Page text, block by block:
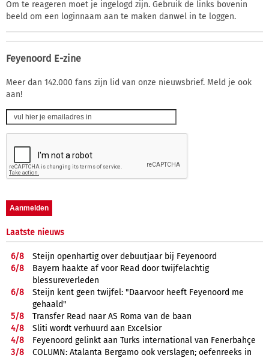
Om te reageren moet je ingelogd zijn. Gebruik de links bovenin
beeld om een loginnaam aan te maken danwel in te loggen.
Feyenoord E-zine
Meer dan 142.000 fans zijn lid van onze nieuwsbrief. Meld je ook
aan!
Laatste nieuws
6/8
Steijn openhartig over debuutjaar bij Feyenoord
6/8
Bayern haakte af voor Read door twijfelachtig
blessureverleden
6/8
Steijn kent geen twijfel: "Daarvoor heeft Feyenoord me
gehaald"
5/8
Transfer Read naar AS Roma van de baan
4/8
Sliti wordt verhuurd aan Excelsior
4/8
Feyenoord gelinkt aan Turks international van Fenerbahçe
3/8
COLUMN: Atalanta Bergamo ook verslagen; oefenreeks in